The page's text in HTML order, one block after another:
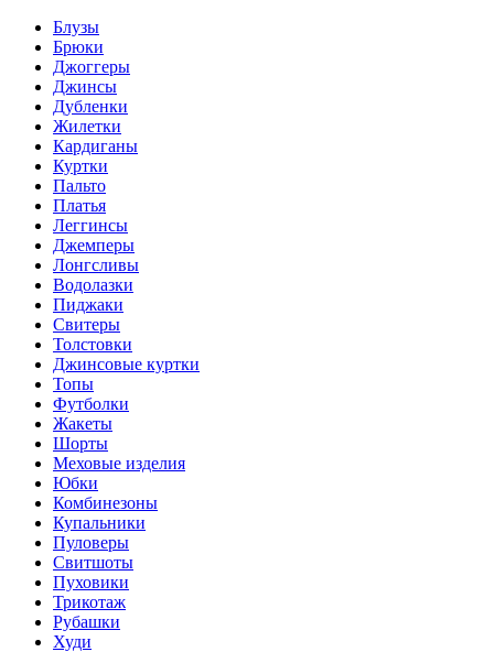
Блузы
Брюки
Джоггеры
Джинсы
Дубленки
Жилетки
Кардиганы
Куртки
Пальто
Платья
Леггинсы
Джемперы
Лонгсливы
Водолазки
Пиджаки
Свитеры
Толстовки
Джинсовые куртки
Топы
Футболки
Жакеты
Шорты
Меховые изделия
Юбки
Комбинезоны
Купальники
Пуловеры
Свитшоты
Пуховики
Трикотаж
Рубашки
Худи